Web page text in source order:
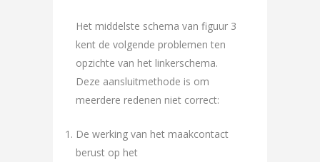
Het middelste schema van figuur 3
kent de volgende problemen ten
opzichte van het linkerschema.
Deze aansluitmethode is om
meerdere redenen niet correct:
De werking van het maakcontact
berust op het